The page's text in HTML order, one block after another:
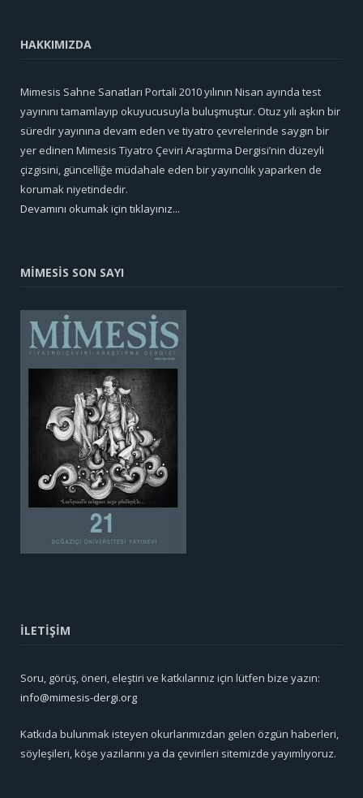
HAKKIMIZDA
Mimesis Sahne Sanatları Portali 2010 yılının Nisan ayında test
yayınını tamamlayıp okuyucusuyla buluşmuştur. Otuz yılı aşkın bir
süredir yayınına devam eden ve tiyatro çevrelerinde saygın bir
yer edinen Mimesis Tiyatro Çeviri Araştırma Dergisi’nin düzeyli
çizgisini, güncelliğe müdahale eden bir yayıncılık yaparken de
korumak niyetindedir.
Devamını okumak için tıklayınız...
MİMESİS SON SAYI
İLETİŞİM
Soru, görüş, öneri, eleştiri ve katkılarınız için lütfen bize yazın:
info@mimesis-dergi.org
Katkıda bulunmak isteyen okurlarımızdan gelen özgün haberleri,
söyleşileri, köşe yazılarını ya da çevirileri sitemizde yayımlıyoruz.